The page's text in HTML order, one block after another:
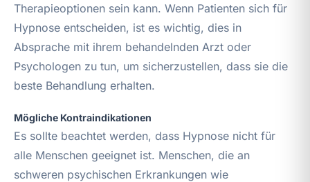
Therapieoptionen sein kann. Wenn Patienten sich für
Hypnose entscheiden, ist es wichtig, dies in
Absprache mit ihrem behandelnden Arzt oder
Psychologen zu tun, um sicherzustellen, dass sie die
beste Behandlung erhalten.
Mögliche Kontraindikationen
Es sollte beachtet werden, dass Hypnose nicht für
alle Menschen geeignet ist. Menschen, die an
schweren psychischen Erkrankungen wie